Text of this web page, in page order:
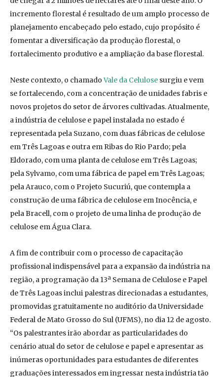
incremento florestal é resultado de um amplo processo de
planejamento encabeçado pelo estado, cujo propósito é
fomentar a diversificação da produção florestal, o
fortalecimento produtivo e a ampliação da base florestal.
Neste contexto, o chamadoVale da Celulose surgiu e vem
se fortalecendo, com a concentração de unidades fabris e
novos projetos do setor de árvores cultivadas. Atualmente,
a indústria de celulose e papel instalada no estado é
representada pela Suzano, com duas fábricas de celulose
em Três Lagoas e outra em Ribas do Rio Pardo; pela
Eldorado, com uma planta de celulose em Três Lagoas;
pela Sylvamo, com uma fábrica de papel em Três Lagoas;
pela Arauco, com o Projeto Sucuriú, que contempla a
construção de uma fábrica de celulose em Inocência, e
pela Bracell, com o projeto de uma linha de produção de
celulose em Água Clara.
A fim de contribuir com o processo de capacitação
profissional indispensável para a expansão da indústria na
região, a programação da 13ª Semana de Celulose e Papel
de Três Lagoas inclui palestras direcionadas a estudantes,
promovidas gratuitamente no auditório da Universidade
Federal de Mato Grosso do Sul (UFMS), no dia 12 de agosto.
“Os palestrantes irão abordar as particularidades do
cenário atual do setor de celulose e papel e apresentar as
inúmeras oportunidades para estudantes de diferentes
graduações interessados em ingressar nesta indústria tão